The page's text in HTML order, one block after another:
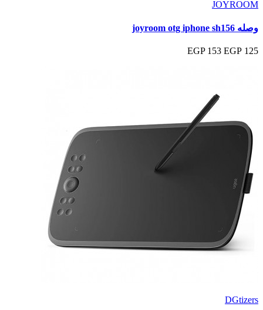
JOYROOM
وصله joyroom otg iphone sh156
125 EGP
153 EGP
DGtizers